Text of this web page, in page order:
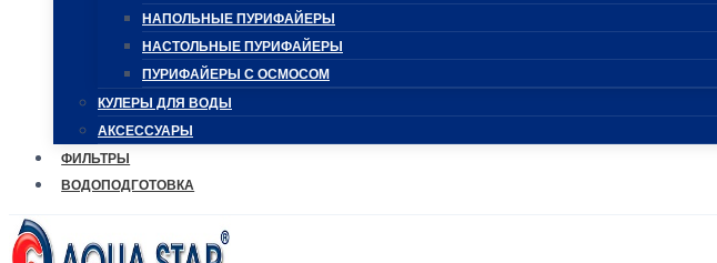
НАПОЛЬНЫЕ ПУРИФАЙЕРЫ
НАСТОЛЬНЫЕ ПУРИФАЙЕРЫ
ПУРИФАЙЕРЫ С ОСМОСОМ
КУЛЕРЫ ДЛЯ ВОДЫ
АКСЕССУАРЫ
ФИЛЬТРЫ
ВОДОПОДГОТОВКА